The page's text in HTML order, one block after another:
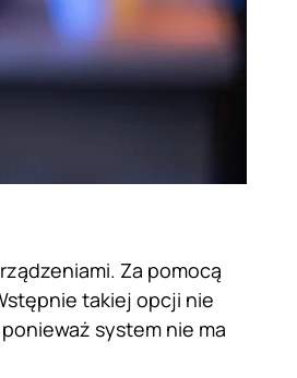
Za pomocą
takiej opcji nie
system nie ma